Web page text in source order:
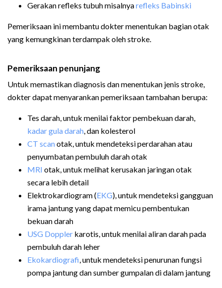
Gerakan refleks tubuh misalnyarefleks Babinski
Pemeriksaan ini membantu dokter menentukan bagian otak
yang kemungkinan terdampak oleh stroke.
Pemeriksaan penunjang
Untuk memastikan diagnosis dan menentukan jenis stroke,
dokter dapat menyarankan pemeriksaan tambahan berupa:
Tes darah, untuk menilai faktor pembekuan darah,
kadar gula darah, dan kolesterol
CT scanotak, untuk mendeteksi perdarahan atau
penyumbatan pembuluh darah otak
MRI otak, untuk melihat kerusakan jaringan otak
secara lebih detail
Elektrokardiogram (EKG), untuk mendeteksi gangguan
irama jantung yang dapat memicu pembentukan
bekuan darah
USG Doppler karotis, untuk menilai aliran darah pada
pembuluh darah leher
Ekokardiografi, untuk mendeteksi penurunan fungsi
pompa jantung dan sumber gumpalan di dalam jantung